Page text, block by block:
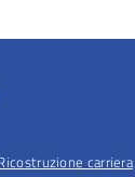
carriera